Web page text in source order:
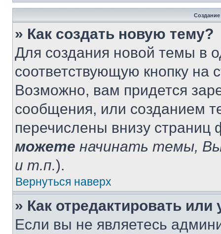
» Как создать новую тему?
Для создания новой темы в
соответствующую кнопку
Возможно, вам придется
сообщения, или созданием
перечислены внизу
можете начинать темы,
и т.п.).
Вернуться наверх
» Как отредактировать
Если вы не являетесь